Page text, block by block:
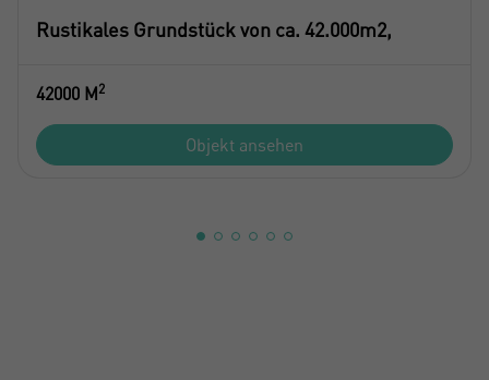
Rustikales Grundstück von ca. 42.000m2,
42000 M2
Objekt ansehen